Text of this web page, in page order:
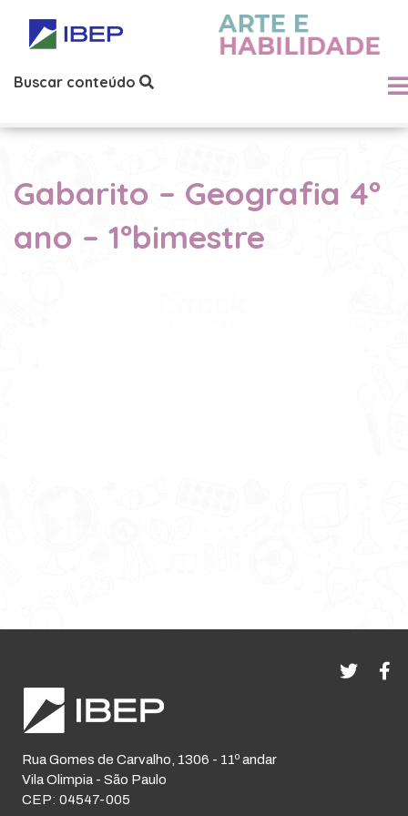
Buscar conteúdo
Gabarito – Geografia 4º
ano – 1ºbimestre
Rua Gomes de Carvalho, 1306 - 11º andar
Vila Olimpia - São Paulo
CEP: 04547-005